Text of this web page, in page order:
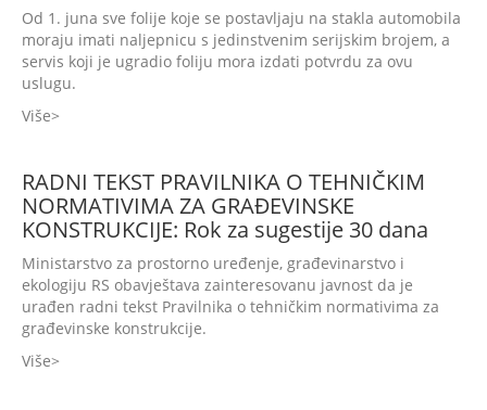
Od 1. juna sve folije koje se postavljaju na stakla automobila
moraju imati naljepnicu s jedinstvenim serijskim brojem, a
servis koji je ugradio foliju mora izdati potvrdu za ovu
uslugu.
Više
RADNI TEKST PRAVILNIKA O TEHNIČKIM
NORMATIVIMA ZA GRAĐEVINSKE
KONSTRUKCIJE: Rok za sugestije 30 dana
Ministarstvo za prostorno uređenje, građevinarstvo i
ekologiju RS obavještava zainteresovanu javnost da je
urađen radni tekst Pravilnika o tehničkim normativima za
građevinske konstrukcije.
Više